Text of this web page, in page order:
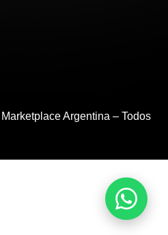
Argentina – Todos